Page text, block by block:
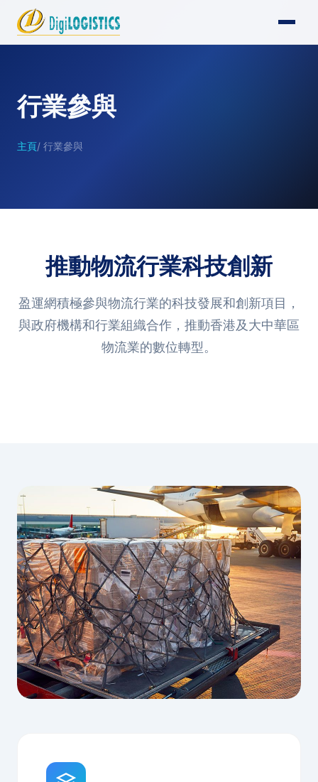
行業參與
主頁/ 行業參與
推動物流行業科技創新
盈運網積極參與物流行業的科技發展和創新項目，
與政府機構和行業組織合作，推動香港及大中華區
物流業的數位轉型。